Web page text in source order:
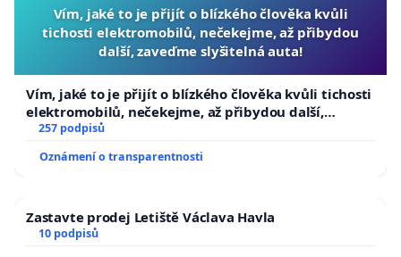
Vím, jaké to je přijít o blízkého člověka kvůli
tichosti elektromobilů, nečekejme, až přibydou
další, zaveďme slyšitelná auta!
Vím, jaké to je přijít o blízkého člověka kvůli tichosti
elektromobilů, nečekejme, až přibydou další,
zaveďme slyšitelná auta!
257 podpisů
Oznámení o transparentnosti
Zastavte prodej Letiště Václava Havla
10 podpisů